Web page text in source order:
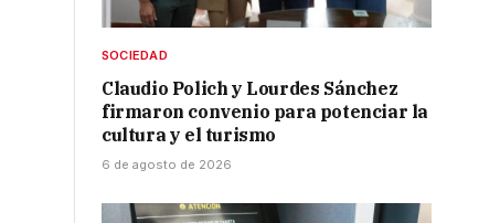
SOCIEDAD
Claudio Polich y Lourdes Sánchez
firmaron convenio para potenciar la
cultura y el turismo
6 de agosto de 2026